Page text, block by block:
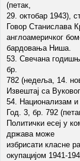
(петак,
29. октобар 1943),
Говор Станислава
англоамеричког
бардовања Ниша.
53. Свечана
бр.
782 (недеља, 14.
Извештај са
54. Национализам и
Год. 3, бр. 792
Политички есеј у
држава може
избрисати класне
окупацијом 1941-